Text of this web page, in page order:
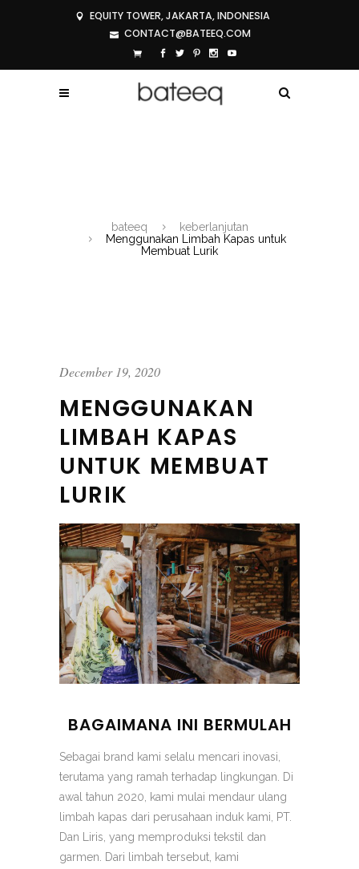
EQUITY TOWER, JAKARTA, INDONESIA
CONTACT@BATEEQ.COM
bateeq
keberlanjutan
Menggunakan Limbah Kapas untuk
Membuat Lurik
December 19, 2020
MENGGUNAKAN
LIMBAH KAPAS
UNTUK MEMBUAT
LURIK
BAGAIMANA INI BERMULAH
Sebagai brand kami selalu mencari inovasi,
terutama yang ramah terhadap lingkungan. Di
awal tahun 2020, kami mulai mendaur ulang
limbah kapas dari perusahaan induk kami, PT.
Dan Liris, yang memproduksi tekstil dan
garmen. Dari limbah tersebut, kami